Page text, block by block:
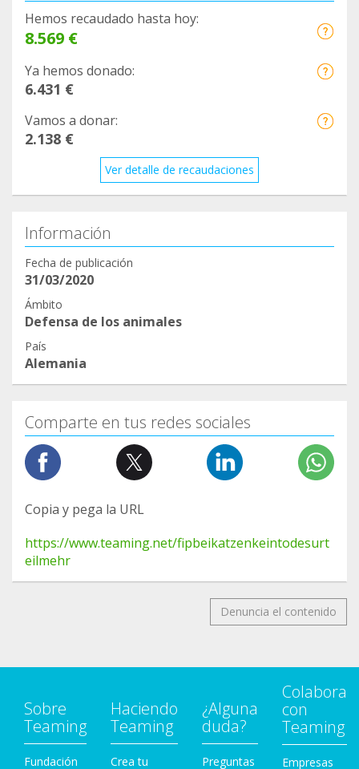
Hemos recaudado hasta hoy:
8.569 €
Ya hemos donado:
6.431 €
Vamos a donar:
2.138 €
Ver detalle de recaudaciones
Información
Fecha de publicación
31/03/2020
Ámbito
Defensa de los animales
País
Alemania
Comparte en tus redes sociales
Copia y pega la URL
https://www.teaming.net/fipbeikatzenkeintodesurt
eilmehr
Denuncia el contenido
Sobre
Teaming
Fundación
Haciendo
Teaming
Crea tu
¿Alguna
duda?
Preguntas
Colabora
con
Teaming
Empresas